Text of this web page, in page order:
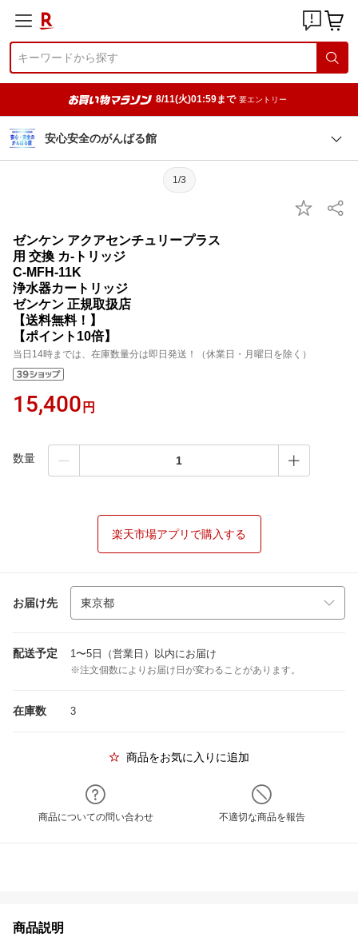
8/11(火)01:59まで 要エントリー
安心安全のがんばる館
1/3
ゼンケン アクアセンチュリープラス
用 交換 カ-トリッジ
C-MFH-11K
浄水器カートリッジ
ゼンケン 正規取扱店
【送料無料！】
【ポイント10倍】
当日14時までは、在庫数量分は即日発送！（休業日・月曜日を除く）
15,400 円
数量
楽天市場アプリで購入する
お届け先
配送予定 1〜5日（営業日）以内にお届け
※注文個数によりお届け日が変わることがあります。
在庫数 3
商品をお気に入りに追加
商品についての問い合わせ 不適切な商品を報告
商品説明